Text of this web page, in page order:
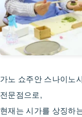
가노 쇼주안 스나이노
전문점으로,
현재는 시가를 상징하